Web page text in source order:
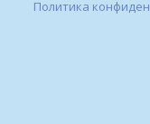
Политика